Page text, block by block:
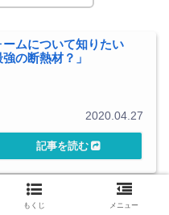
ームについて知りたい
強の断熱材？」
2020.04.27
もくじ メニュー